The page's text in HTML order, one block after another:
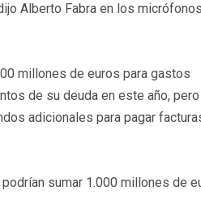
Alberto Fabra en los
millones de euros para gastos
de su deuda en este año, pero
adicionales para pagar
sumar 1.000 millones de